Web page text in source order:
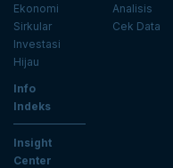
Ekonomi
Sirkular
Investasi
Hijau
Analisis
Cek Data
Info
Indeks
Insight
Center